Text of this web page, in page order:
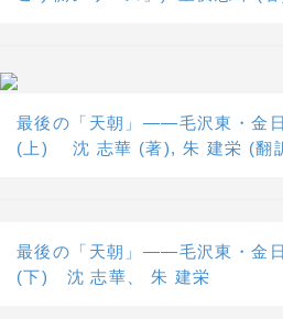
最後の「天朝」――毛沢東・金
(上) 沈 志華 (著), 朱 建栄 (翻
最後の「天朝」――毛沢東・金
(下) 沈 志華、 朱 建栄